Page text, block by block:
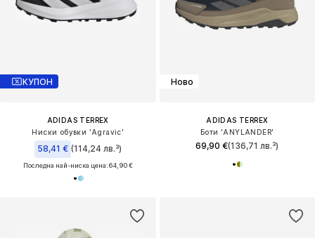
КУПОН
ADIDAS TERREX
Ниски обувки 'Agravic'
58,41 € (114,24 лв.³)
Последна най-ниска цена:64,90 €
Ново
ADIDAS TERREX
Боти 'ANYLANDER'
69,90 €(136,71 лв.³)